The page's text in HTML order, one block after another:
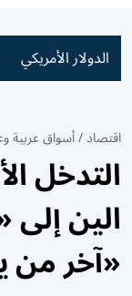
الدولار الأمريكي
اقتصاد/أسواق عربية
التدخل
الين إلى
«آخر من